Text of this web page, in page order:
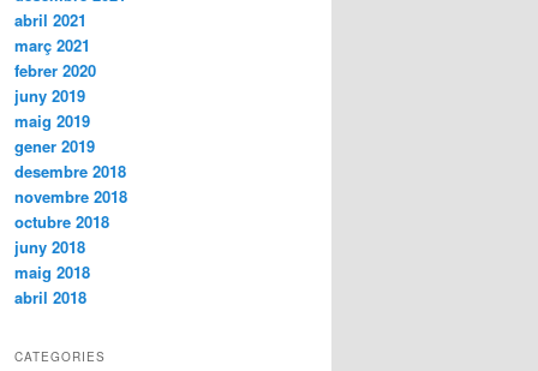
abril 2021
març 2021
febrer 2020
juny 2019
maig 2019
gener 2019
desembre 2018
novembre 2018
octubre 2018
juny 2018
maig 2018
abril 2018
CATEGORIES